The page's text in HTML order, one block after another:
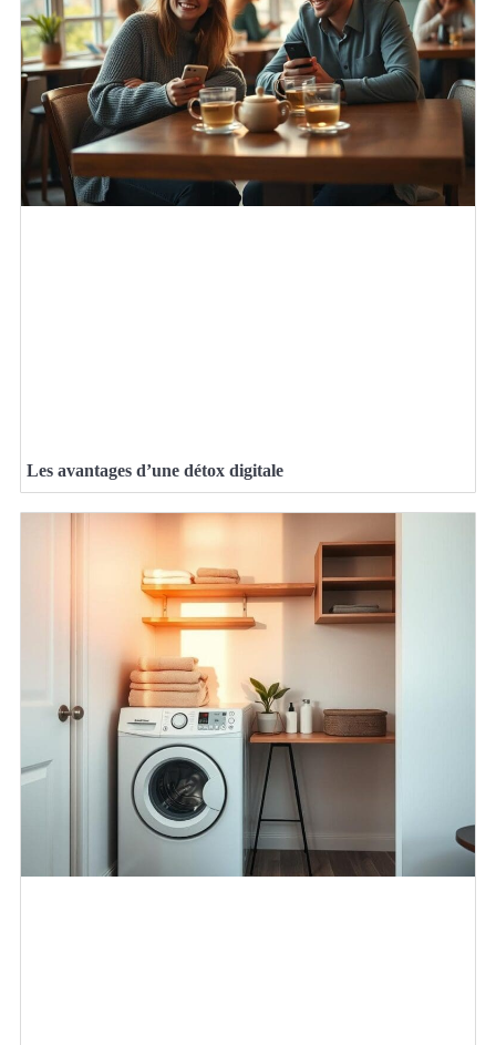
Les avantages d’une détox digitale